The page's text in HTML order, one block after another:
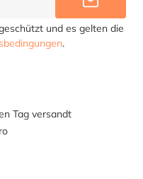
und es gelten die
.
Tag versandt